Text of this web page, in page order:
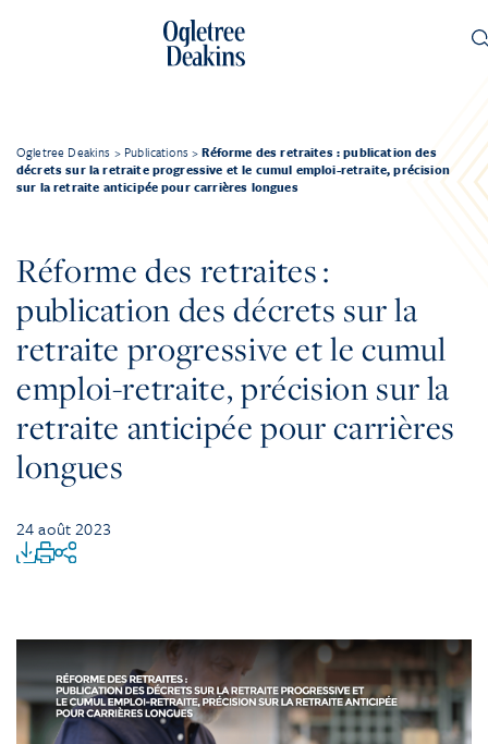
Ogletree Deakins > Publications >Réforme des retraites : publication des
décrets sur la retraite progressive et le cumul emploi-retraite, précision
sur la retraite anticipée pour carrières longues
Réforme des retraites :
publication des décrets sur la
retraite progressive et le cumul
emploi-retraite, précision sur la
retraite anticipée pour carrières
longues
24 août 2023